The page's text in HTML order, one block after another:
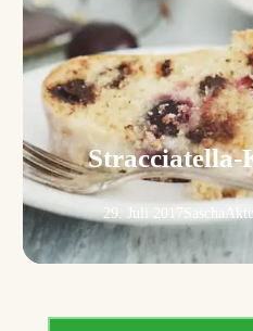
Stracciatella-
29. Juli 2017Sascha